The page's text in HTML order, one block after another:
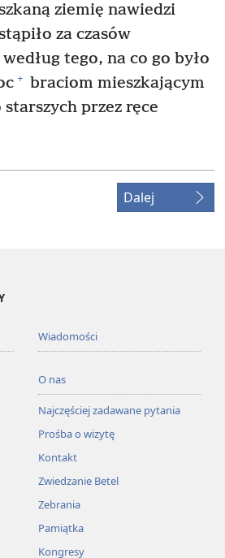
ziemię nawiedzi
za czasów
tego, na co go było
+ braciom mieszkającym
przez ręce
Dalej
Wiadomości
O nas
Najczęściej zadawane pytania
Prośba o wizytę
Kontakt
Zwiedzanie Betel
Zebrania
Pamiątka
Kongresy